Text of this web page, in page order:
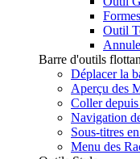
Outil
Barre d'outils
Déplacer la
Aperçu des
Coller depuis
Navigation
Sous-titres
Menu des